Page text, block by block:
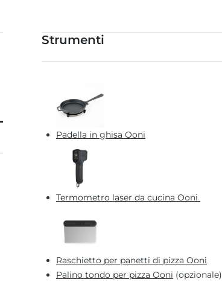
Strumenti
Padella in ghisa Ooni
Termometro laser da cucina Ooni
Raschietto per panetti di pizza Ooni
Palino tondo per pizza Ooni (opzionale)